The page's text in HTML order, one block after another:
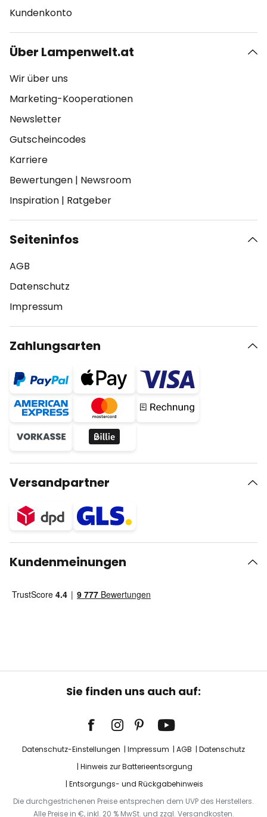
Kundenkonto
Über Lampenwelt.at
Wir über uns
Marketing-Kooperationen
Newsletter
Gutscheincodes
Karriere
Bewertungen | Newsroom
Inspiration | Ratgeber
Seiteninfos
AGB
Datenschutz
Impressum
Zahlungsarten
Versandpartner
Kundenmeinungen
Sie finden uns auch auf:
Datenschutz-Einstellungen Impressum AGB
Datenschutz
Hinweis zur Batterieentsorgung
Entsorgungs- und Rückgabehinweis
Die durchgestrichenen Preise entsprechen dem UVP des Herstellers.
Alle Preise in €, inkl. 20 % MwSt. und zzgl. Versandkosten.